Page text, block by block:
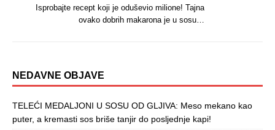
Isprobajte recept koji je oduševio milione! Tajna
ovako dobrih makarona je u sosu…
NEDAVNE OBJAVE
TELEĆI MEDALJONI U SOSU OD GLJIVA: Meso mekano kao
puter, a kremasti sos briše tanjir do posljednje kapi!